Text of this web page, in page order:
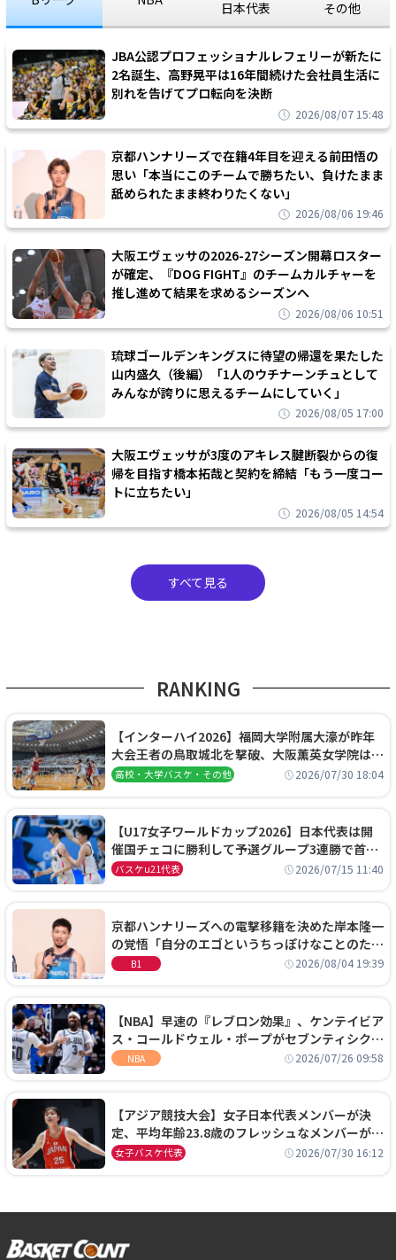
日本代表
その他
JBA公認プロフェッショナルレフェリーが新たに
2名誕生、高野晃平は16年間続けた会社員生活に
別れを告げてプロ転向を決断
2026/08/07 15:48
京都ハンナリーズで在籍4年目を迎える前田悟の
思い「本当にこのチームで勝ちたい、負けたまま
舐められたまま終わりたくない」
2026/08/06 19:46
大阪エヴェッサの2026-27シーズン開幕ロスター
が確定、『DOG FIGHT』のチームカルチャーを
推し進めて結果を求めるシーズンへ
2026/08/06 10:51
琉球ゴールデンキングスに待望の帰還を果たした
山内盛久（後編）「1人のウチナーンチュとして
みんなが誇りに思えるチームにしていく」
2026/08/05 17:00
大阪エヴェッサが3度のアキレス腱断裂からの復
帰を目指す橋本拓哉と契約を締結「もう一度コー
トに立ちたい」
2026/08/05 14:54
すべて見る
RANKING
【インターハイ2026】福岡大学附属大濠が昨年
大会王者の鳥取城北を撃破、大阪薫英女学院は岐
阜女子に完勝、大会3日目試合結果
高校・大学バスケ・その他 2026/07/30 18:04
【U17女子ワールドカップ2026】日本代表は開
催国チェコに勝利して予選グループ3連勝で首位
通過！準々決勝の相手はエジプトに決定
バスケu21代表 2026/07/15 11:40
京都ハンナリーズへの電撃移籍を決めた岸本隆一
の覚悟「自分のエゴというちっぽけなことのため
に、京都に来たわけではない」
B1 2026/08/04 19:39
【NBA】早速の『レブロン効果』、ケンテイビア
ス・コールドウェル・ポープがセブンティシクサ
ーズに1年契約で加入
NBA 2026/07/26 09:58
【アジア競技大会】女子日本代表メンバーが決
定、平均年齢23.8歳のフレッシュなメンバーが日
本開催の大舞台で頂点を狙う
女子バスケ代表 2026/07/30 16:12